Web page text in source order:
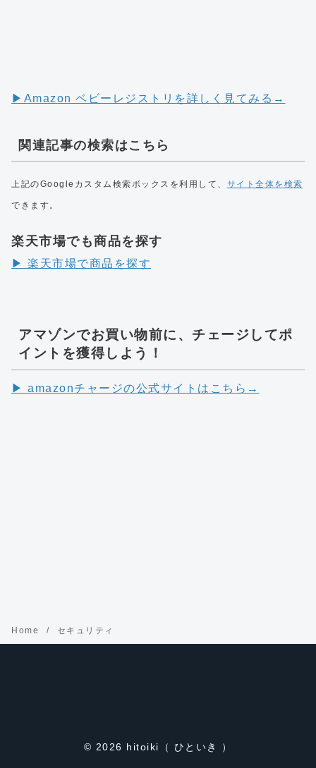
▶︎Amazon ベビーレジストリを詳しく見てみる→
関連記事の検索はこちら
上記のGoogleカスタム検索ボックスを利用して、 サイト全体を検索
できます。
楽天市場でも商品を探す
▶︎ 楽天市場で商品を探す
アマゾンでお買い物前に、チェージしてポ
イントを獲得しよう！
▶︎ amazonチャージの公式サイトはこちら→
Home セキュリティ
© 2026 hitoiki（ ひといき ）